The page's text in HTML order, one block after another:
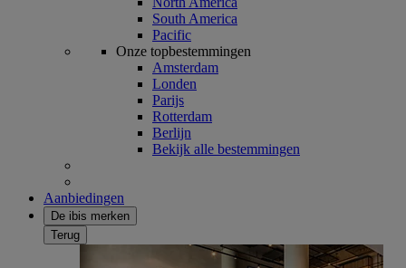
South America
Pacific
Onze topbestemmingen
Amsterdam
Londen
Parijs
Rotterdam
Berlijn
Bekijk alle bestemmingen
Aanbiedingen
De ibis merken
Terug